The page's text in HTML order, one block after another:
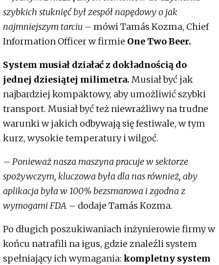
szybkich stuknięć był zespół napędowy o jak
najmniejszym tarciu – mówi Tamás Kozma, Chief
Information Officer w firmie One Two Beer.
System musiał działać z dokładnością do
jednej dziesiątej milimetra. Musiał być jak
najbardziej kompaktowy, aby umożliwić szybki
transport. Musiał być też niewrażliwy na trudne
warunki w jakich odbywają się festiwale, w tym
kurz, wysokie temperatury i wilgoć.
– Ponieważ nasza maszyna pracuje w sektorze
spożywczym, kluczowa była dla nas również, aby
aplikacja była w 100% bezsmarowa i zgodna z
wymogami FDA – dodaje Tamás Kozma.
Po długich poszukiwaniach inżynierowie firmy w
końcu natrafili na igus, gdzie znaleźli system
spełniający ich wymagania: kompletny system